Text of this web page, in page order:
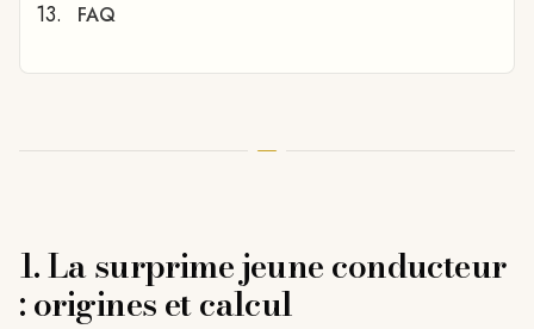
FAQ
1. La surprime jeune conducteur
: origines et calcul